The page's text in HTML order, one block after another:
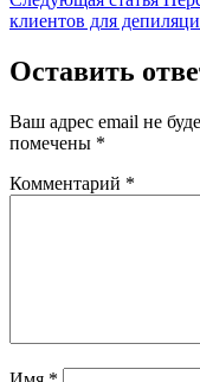
клиентов для
Оставить
Ваш адрес email не
помечены *
Комментарий *